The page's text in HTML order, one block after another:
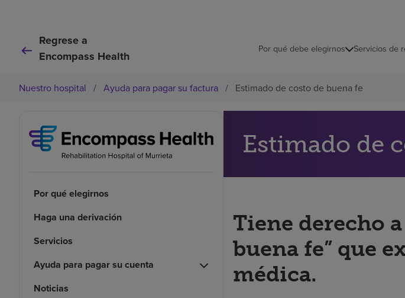
Regrese a
Encompass Health
Por qué debe elegirnos Servicios de
Nuestro hospital / Ayuda para pagar su factura / Estimado de costo de buena fe
Por qué elegirnos
Haga una derivación
Servicios
Ayuda para pagar su cuenta
Noticias
Estimado de
Tiene derecho
buena fe” que
médica.